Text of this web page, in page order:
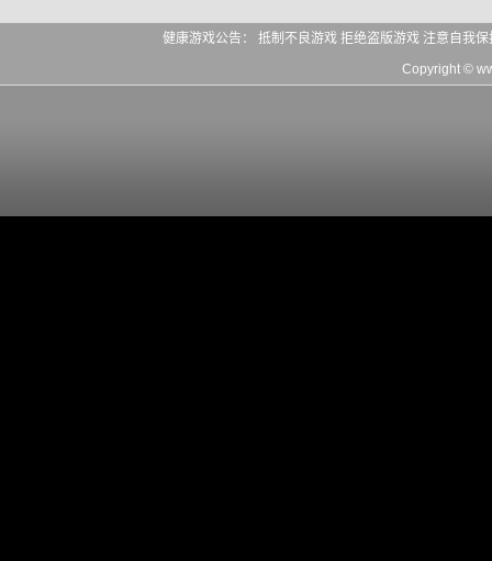
健康游戏公告： 抵制不良游戏 拒绝盗版游戏 注意自我
Copyright ©